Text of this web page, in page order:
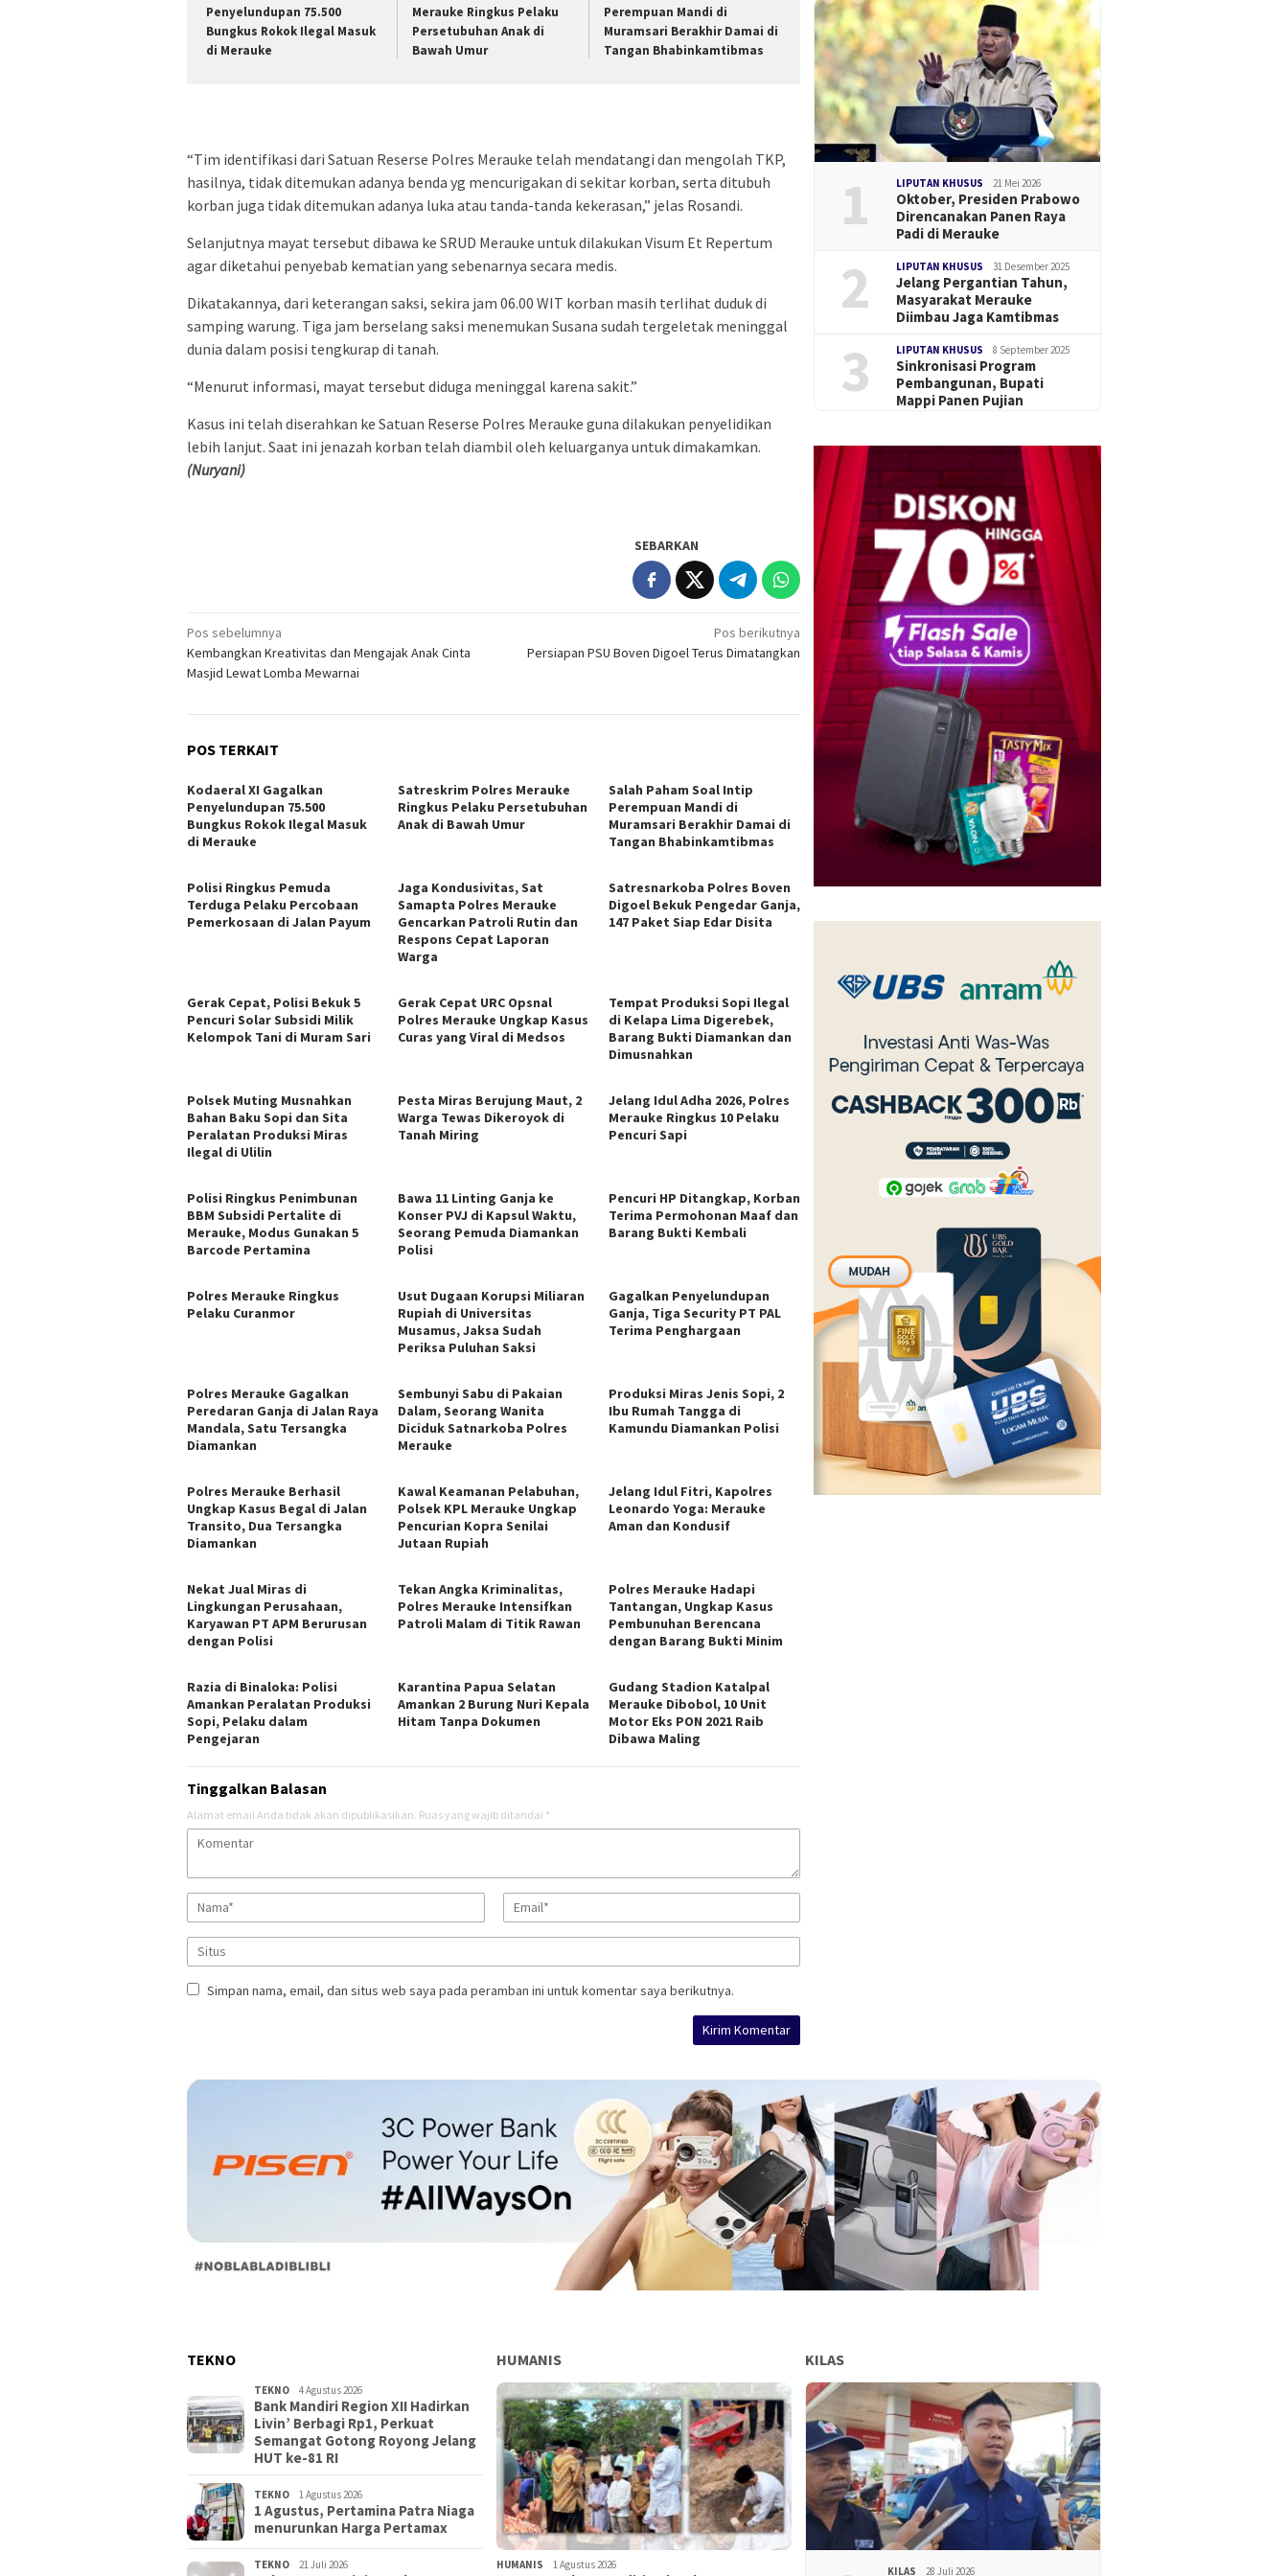
Penyelundupan 75.500
Bungkus Rokok Ilegal Masuk
di Merauke
Merauke Ringkus Pelaku
Persetubuhan Anak di
Bawah Umur
Perempuan Mandi di
Muramsari Berakhir Damai di
Tangan Bhabinkamtibmas
“Tim identifikasi dari Satuan Reserse Polres Merauke telah mendatangi dan mengolah TKP,
hasilnya, tidak ditemukan adanya benda yg mencurigakan di sekitar korban, serta ditubuh
korban juga tidak ditemukan adanya luka atau tanda-tanda kekerasan,” jelas Rosandi.
Selanjutnya mayat tersebut dibawa ke SRUD Merauke untuk dilakukan Visum Et Repertum
agar diketahui penyebab kematian yang sebenarnya secara medis.
Dikatakannya, dari keterangan saksi, sekira jam 06.00 WIT korban masih terlihat duduk di
samping warung. Tiga jam berselang saksi menemukan Susana sudah tergeletak meninggal
dunia dalam posisi tengkurap di tanah.
“Menurut informasi, mayat tersebut diduga meninggal karena sakit.”
Kasus ini telah diserahkan ke Satuan Reserse Polres Merauke guna dilakukan penyelidikan
lebih lanjut. Saat ini jenazah korban telah diambil oleh keluarganya untuk dimakamkan.
(Nuryani)
SEBARKAN
Navigasi
pos
Pos sebelumnya
Kembangkan Kreativitas dan Mengajak Anak Cinta
Masjid Lewat Lomba Mewarnai
Pos berikutnya
Persiapan PSU Boven Digoel Terus Dimatangkan
POS TERKAIT
​Kodaeral XI Gagalkan
Penyelundupan 75.500
Bungkus Rokok Ilegal Masuk
di Merauke
Satreskrim Polres Merauke
Ringkus Pelaku Persetubuhan
Anak di Bawah Umur
Salah Paham Soal Intip
Perempuan Mandi di
Muramsari Berakhir Damai di
Tangan Bhabinkamtibmas
Polisi Ringkus Pemuda
Terduga Pelaku Percobaan
Pemerkosaan di Jalan Payum
Jaga Kondusivitas, Sat
Samapta Polres Merauke
Gencarkan Patroli Rutin dan
Respons Cepat Laporan
Warga
Satresnarkoba Polres Boven
Digoel Bekuk Pengedar Ganja,
147 Paket Siap Edar Disita
Gerak Cepat, Polisi Bekuk 5
Pencuri Solar Subsidi Milik
Kelompok Tani di Muram Sari
Gerak Cepat URC Opsnal
Polres Merauke Ungkap Kasus
Curas yang Viral di Medsos
Tempat Produksi Sopi Ilegal
di Kelapa Lima Digerebek,
Barang Bukti Diamankan dan
Dimusnahkan
Polsek Muting Musnahkan
Bahan Baku Sopi dan Sita
Peralatan Produksi Miras
Ilegal di Ulilin
Pesta Miras Berujung Maut, 2
Warga Tewas Dikeroyok di
Tanah Miring
Jelang Idul Adha 2026, Polres
Merauke Ringkus 10 Pelaku
Pencuri Sapi
Polisi Ringkus Penimbunan
BBM Subsidi Pertalite di
Merauke, Modus Gunakan 5
Barcode Pertamina
Bawa 11 Linting Ganja ke
Konser PVJ di Kapsul Waktu,
Seorang Pemuda Diamankan
Polisi
Pencuri HP Ditangkap, Korban
Terima Permohonan Maaf dan
Barang Bukti Kembali
Polres Merauke Ringkus
Pelaku Curanmor
Usut Dugaan Korupsi Miliaran
Rupiah di Universitas
Musamus, Jaksa Sudah
Periksa Puluhan Saksi
Gagalkan Penyelundupan
Ganja, Tiga Security PT PAL
Terima Penghargaan
​Polres Merauke Gagalkan
Peredaran Ganja di Jalan Raya
Mandala, Satu Tersangka
Diamankan
Sembunyi Sabu di Pakaian
Dalam, Seorang Wanita
Diciduk Satnarkoba Polres
Merauke
Produksi Miras Jenis Sopi, 2
Ibu Rumah Tangga di
Kamundu Diamankan Polisi
Polres Merauke Berhasil
Ungkap Kasus Begal di Jalan
Transito, Dua Tersangka
Diamankan
Kawal Keamanan Pelabuhan,
Polsek KPL Merauke Ungkap
Pencurian Kopra Senilai
Jutaan Rupiah
Jelang Idul Fitri, Kapolres
Leonardo Yoga: Merauke
Aman dan Kondusif
Nekat Jual Miras di
Lingkungan Perusahaan,
Karyawan PT APM Berurusan
dengan Polisi
Tekan Angka Kriminalitas,
Polres Merauke Intensifkan
Patroli Malam di Titik Rawan
Polres Merauke Hadapi
Tantangan, Ungkap Kasus
Pembunuhan Berencana
dengan Barang Bukti Minim
Razia di Binaloka: Polisi
Amankan Peralatan Produksi
Sopi, Pelaku dalam
Pengejaran
Karantina Papua Selatan
Amankan 2 Burung Nuri Kepala
Hitam Tanpa Dokumen
Gudang Stadion Katalpal
Merauke Dibobol, 10 Unit
Motor Eks PON 2021 Raib
Dibawa Maling
Tinggalkan Balasan
Alamat email Anda tidak akan dipublikasikan. Ruas yang wajib ditandai *
Simpan nama, email, dan situs web saya pada peramban ini untuk komentar saya berikutnya.
1 LIPUTAN KHUSUS 21 Mei 2026
Oktober, Presiden Prabowo
Direncanakan Panen Raya
Padi di Merauke
2 LIPUTAN KHUSUS 31 Desember 2025
Jelang Pergantian Tahun,
Masyarakat Merauke
Diimbau Jaga Kamtibmas
3 LIPUTAN KHUSUS 8 September 2025
Sinkronisasi Program
Pembangunan, Bupati
Mappi Panen Pujian
TEKNO
TEKNO 4 Agustus 2026
Bank Mandiri Region XII Hadirkan
Livin’ Berbagi Rp1, Perkuat
Semangat Gotong Royong Jelang
HUT ke-81 RI
TEKNO 1 Agustus 2026
1 Agustus, Pertamina Patra Niaga
menurunkan Harga Pertamax
TEKNO 21 Juli 2026
HUMANIS
HUMANIS 1 Agustus 2026
KILAS
KILAS 28 Juli 2026